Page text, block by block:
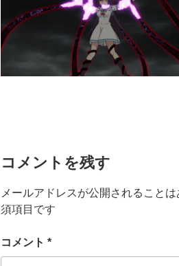
コメントを残す
メールアドレスが公開されることは
須項目です
コメント *